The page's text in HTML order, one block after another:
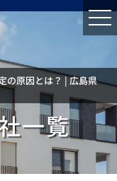
の原因とは？ | 広島県
一覧